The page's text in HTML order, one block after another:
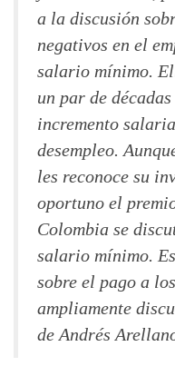
a la discusión
negativos en el
salario mínimo.
un par de
incremento
desempleo.
les reconoce su
oportuno el
Colombia se
salario mínimo.
sobre el pago a
ampliamente
de Andrés